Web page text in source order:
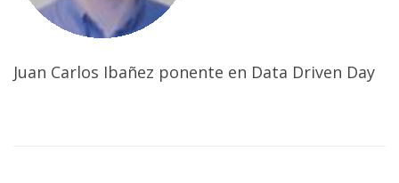
Juan Carlos Ibañez ponente en Data Driven Day